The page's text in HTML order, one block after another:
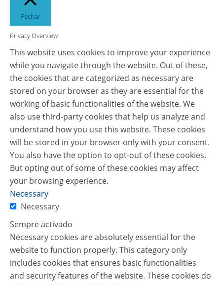
Fechar
Privacy Overview
This website uses cookies to improve your experience
while you navigate through the website. Out of these,
the cookies that are categorized as necessary are
stored on your browser as they are essential for the
working of basic functionalities of the website. We
also use third-party cookies that help us analyze and
understand how you use this website. These cookies
will be stored in your browser only with your consent.
You also have the option to opt-out of these cookies.
But opting out of some of these cookies may affect
your browsing experience.
Necessary
Necessary
Sempre activado
Necessary cookies are absolutely essential for the
website to function properly. This category only
includes cookies that ensures basic functionalities
and security features of the website. These cookies do